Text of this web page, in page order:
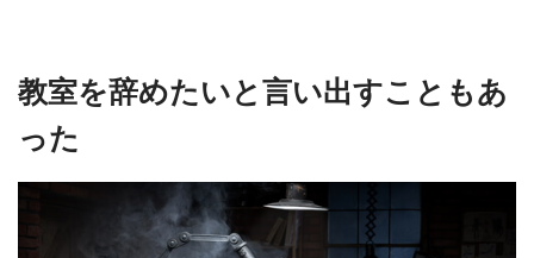
教室を辞めたいと言い出すこともあ
った